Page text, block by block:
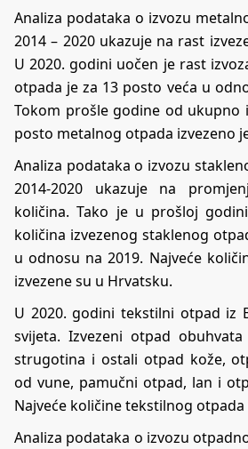
Analiza podataka o izvozu
2014 – 2020 ukazuje na rast
U 2020. godini uočen je rast
otpada je za 13 posto veća u
Tokom prošle godine od ukupno
posto metalnog otpada izvezeno
Analiza podataka o izvozu
2014-2020 ukazuje na
količina. Tako je u prošloj
količina izvezenog staklenog
u odnosu na 2019. Najveće
izvezene su u Hrvatsku.
U 2020. godini tekstilni otpad iz
svijeta. Izvezeni otpad
strugotina i ostali otpad kože,
od vune, pamučni otpad, lan i
Najveće količine tekstilnog
Analiza podataka o izvozu